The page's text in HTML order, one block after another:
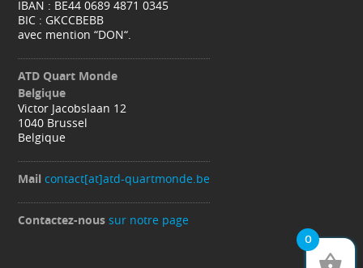
IBAN : BE44 0689 4871 0345
BIC : GKCCBEBB
avec mention “DON“.
ATD Quart Monde
Belgique
Victor Jacobslaan 12
1040 Brussel
Belgique
Mailcontact[at]atd-quartmonde.be
Contactez-nous sur notre page
0